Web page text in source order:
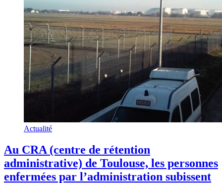
Actualité
Au CRA (centre de rétention
administrative) de Toulouse, les personnes
enfermées par l’administration subissent